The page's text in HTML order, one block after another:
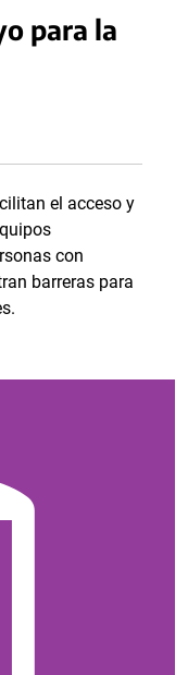
para la
el acceso y
con
barreras para